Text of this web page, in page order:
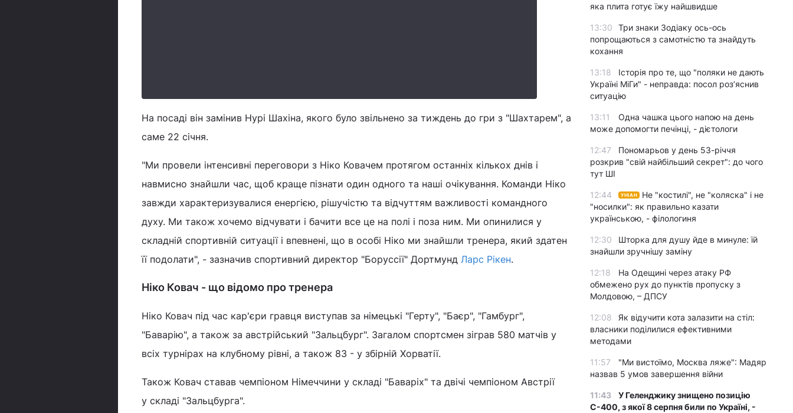
На посаді він замінив Нурі Шахіна, якого було звільнено за тиждень до гри з "Шахтарем", а
саме 22 січня.
"Ми провели інтенсивні переговори з Ніко Ковачем протягом останніх кількох днів і
навмисно знайшли час, щоб краще пізнати один одного та наші очікування. Команди Ніко
завжди характеризувалися енергією, рішучістю та відчуттям важливості командного
духу. Ми також хочемо відчувати і бачити все це на полі і поза ним. Ми опинилися у
складній спортивній ситуації і впевнені, що в особі Ніко ми знайшли тренера, який здатен
її подолати", - зазначив спортивний директор "Боруссії" Дортмунд Ларс Рікен.
Ніко Ковач - що відомо про тренера
Ніко Ковач під час кар'єри гравця виступав за німецькі "Герту", "Баєр", "Гамбург",
"Баварію", а також за австрійський "Зальцбург". Загалом спортсмен зіграв 580 матчів у
всіх турнірах на клубному рівні, а також 83 - у збірній Хорватії.
Також Ковач ставав чемпіоном Німеччини у складі "Баваріх" та двічі чемпіоном Австрії
у складі "Зальцбурга".
яка плита готує їжу найшвидше
13:30
Три знаки Зодіаку ось-ось
попрощаються з самотністю та знайдуть
кохання
13:18
Історія про те, що "поляки не дають
Україні МіГи" - неправда: посол роз’яснив
ситуацію
13:11
Одна чашка цього напою на день
може допомогти печінці, - дієтологи
12:47
Пономарьов у день 53-річчя
розкрив "свій найбільший секрет": до чого
тут ШІ
12:44 УНІАН
Не "костилі", не "коляска" і не
"носилки": як правильно казати
українською, - філологиня
12:30
Шторка для душу йде в минуле: їй
знайшли зручнішу заміну
12:18
На Одещині через атаку РФ
обмежено рух до пунктів пропуску з
Молдовою, – ДПСУ
12:08
Як відучити кота залазити на стіл:
власники поділилися ефективними
методами
11:57
"Ми вистоїмо, Москва ляже": Мадяр
назвав 5 умов завершення війни
11:43
У Геленджику знищено позицію
С-400, з якої 8 серпня били по Україні, -